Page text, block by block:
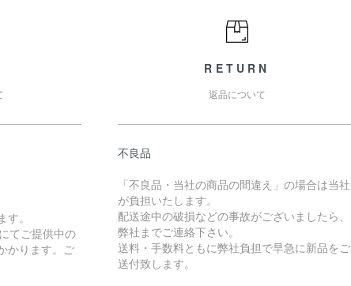
。
てご提供中の
かります。ご
RETURN
返品について
不良品
「不良品・当社の商品の間違え」の場合は当社
が負担いたします。
配送途中の破損などの事故がございましたら、
弊社までご連絡下さい。
送料・手数料ともに弊社負担で早急に新品をご
送付致します。